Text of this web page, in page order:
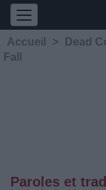
Accueil > Dead
Fall
Paroles et